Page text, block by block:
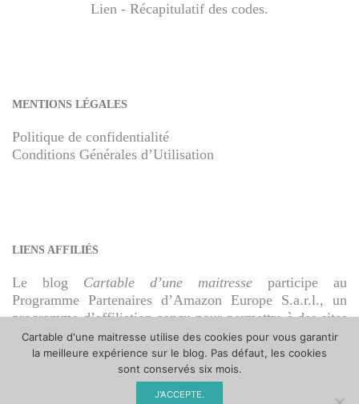
Lien - Récapitulatif des codes.
MENTIONS LÉGALES
Politique de confidentialité
Conditions Générales d’Utilisation
LIENS AFFILIÉS
Le blog Cartable d’une maitresse participe au
Programme Partenaires d’Amazon Europe S.a.r.l., un
programme d’affiliation conçu pour permettre à des sites
de percevoir une rémunération grâce à la création de
liens vers Amazon.fr.
Cartable d'une maitresse utilise des cookies pour vous garantir
la meilleure expérience sur le blog. Pas défaut, les cookies
sont conservés six mois.
J'ACCEPTE.